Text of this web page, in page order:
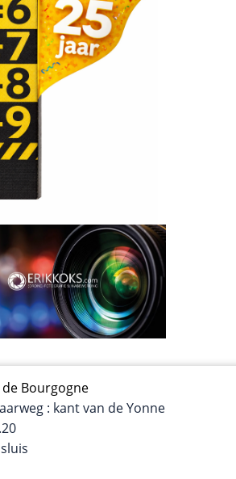
de Bourgogne
: kant van de Yonne